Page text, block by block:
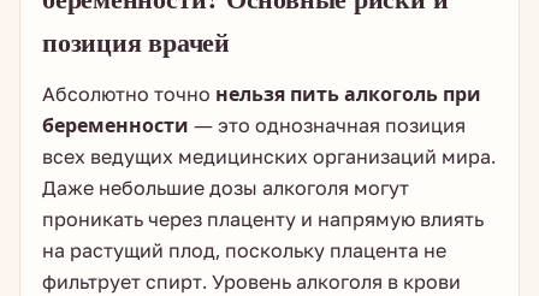
позиция врачей
Абсолютно точно нельзя пить алкоголь при
беременности — это однозначная позиция
всех ведущих медицинских организаций мира.
Даже небольшие дозы алкоголя могут
проникать через плаценту и напрямую влиять
на растущий плод, поскольку плацента не
фильтрует спирт. Уровень алкоголя в крови